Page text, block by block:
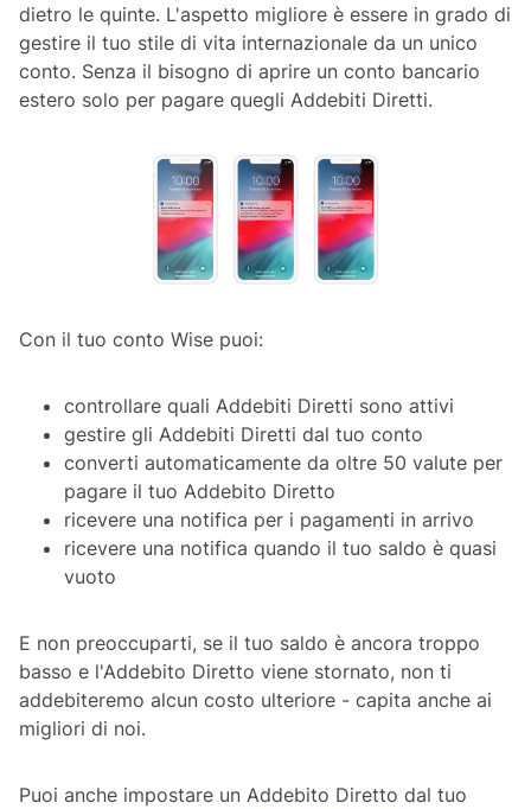
dietro le quinte. L'aspetto migliore è essere in grado di
gestire il tuo stile di vita internazionale da un unico
conto. Senza il bisogno di aprire un conto bancario
estero solo per pagare quegli Addebiti Diretti.
Con il tuo conto Wise puoi:
controllare quali Addebiti Diretti sono attivi
gestire gli Addebiti Diretti dal tuo conto
converti automaticamente da oltre 50 valute per
pagare il tuo Addebito Diretto
ricevere una notifica per i pagamenti in arrivo
ricevere una notifica quando il tuo saldo è quasi
vuoto
E non preoccuparti, se il tuo saldo è ancora troppo
basso e l'Addebito Diretto viene stornato, non ti
addebiteremo alcun costo ulteriore - capita anche ai
migliori di noi.
Puoi anche impostare un Addebito Diretto dal tuo